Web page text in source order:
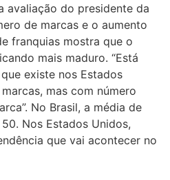
avaliação do presidente da
de marcas e o aumento
franquias mostra que o
mais maduro. “Está
existe nos Estados
mas com número
No Brasil, a média de
Nos Estados Unidos,
que vai acontecer no